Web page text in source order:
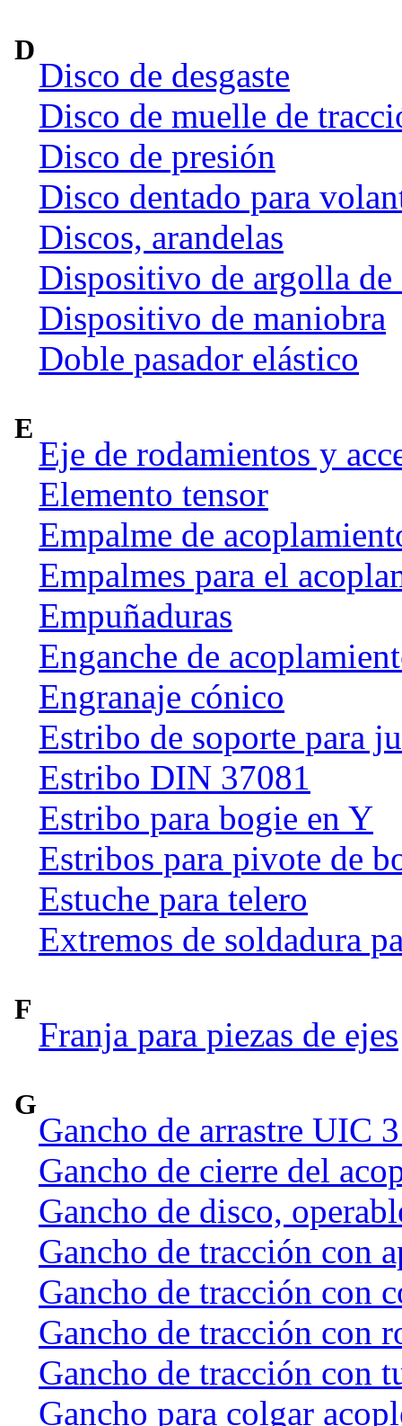
D
Disco de desgaste
Disco de muelle de
Disco de presión
Disco dentado para
Discos, arandelas
Dispositivo de argolla de
Dispositivo de maniobra
Doble pasador elástico
E
Eje de rodamientos y
Elemento tensor
Empalme de
Empalmes para el
Empuñaduras
Enganche de
Engranaje cónico
Estribo de soporte para
Estribo DIN 37081
Estribo para bogie en Y
Estribos para pivote de
Estuche para telero
Extremos de soldadura
F
Franja para piezas de ejes
G
Gancho de arrastre UIC
Gancho de cierre del
Gancho de disco,
Gancho de tracción con
Gancho de tracción con
Gancho de tracción con
Gancho de tracción con
Gancho para colgar